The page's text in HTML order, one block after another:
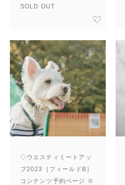
SOLD OUT
◇ウエスティミートアッ
プ2023［フィールドB］
コンテンツ予約ページ ※